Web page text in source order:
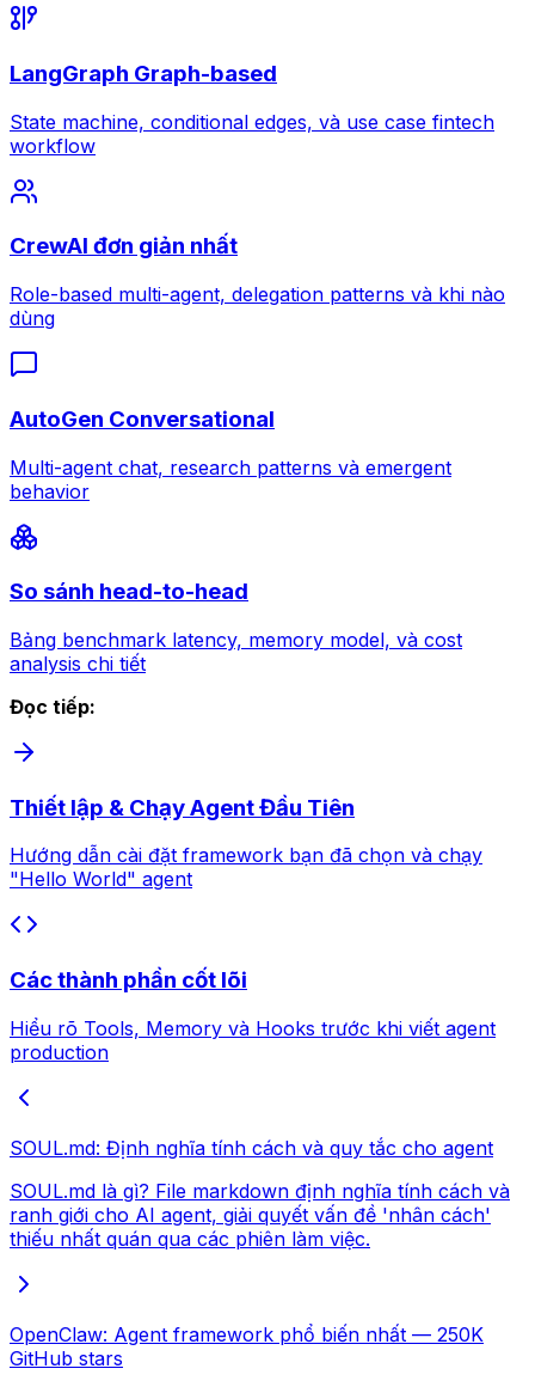
LangGraph Graph-based
State machine, conditional edges, và use case fintech
workflow
CrewAI đơn giản nhất
Role-based multi-agent, delegation patterns và khi nào
dùng
AutoGen Conversational
Multi-agent chat, research patterns và emergent
behavior
So sánh head-to-head
Bảng benchmark latency, memory model, và cost
analysis chi tiết
Đọc tiếp:
Thiết lập & Chạy Agent Đầu Tiên
Hướng dẫn cài đặt framework bạn đã chọn và chạy
"Hello World" agent
Các thành phần cốt lõi
Hiểu rõ Tools, Memory và Hooks trước khi viết agent
production
SOUL.md: Định nghĩa tính cách và quy tắc cho agent
SOUL.md là gì? File markdown định nghĩa tính cách và
ranh giới cho AI agent, giải quyết vấn đề 'nhân cách'
thiếu nhất quán qua các phiên làm việc.
OpenClaw: Agent framework phổ biến nhất — 250K
GitHub stars